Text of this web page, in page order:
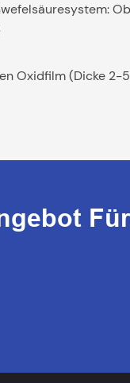
Oxidfilm (Dicke 2-